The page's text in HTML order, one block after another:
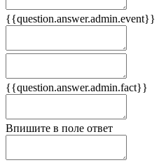
{{question.answer.admin.event}}
{{question.answer.admin.fact}}
Впишите в поле ответ